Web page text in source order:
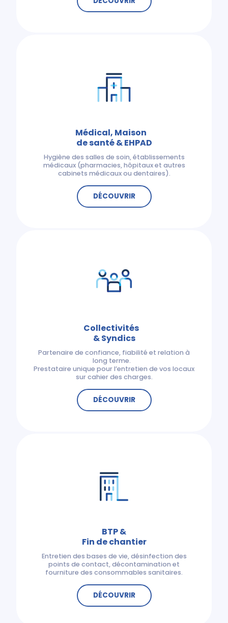
Médical, Maison
de santé & EHPAD
Hygiène des salles de soin, établissements
médicaux (pharmacies, hôpitaux et autres
cabinets médicaux ou dentaires).
DÉCOUVRIR
Collectivités
& Syndics
Partenaire de confiance, fiabilité et relation à
long terme.
Prestataire unique pour l’entretien de vos locaux
sur cahier des charges.
DÉCOUVRIR
BTP &
Fin de chantier
Entretien des bases de vie, désinfection des
points de contact, décontamination et
fourniture des consommables sanitaires.
DÉCOUVRIR